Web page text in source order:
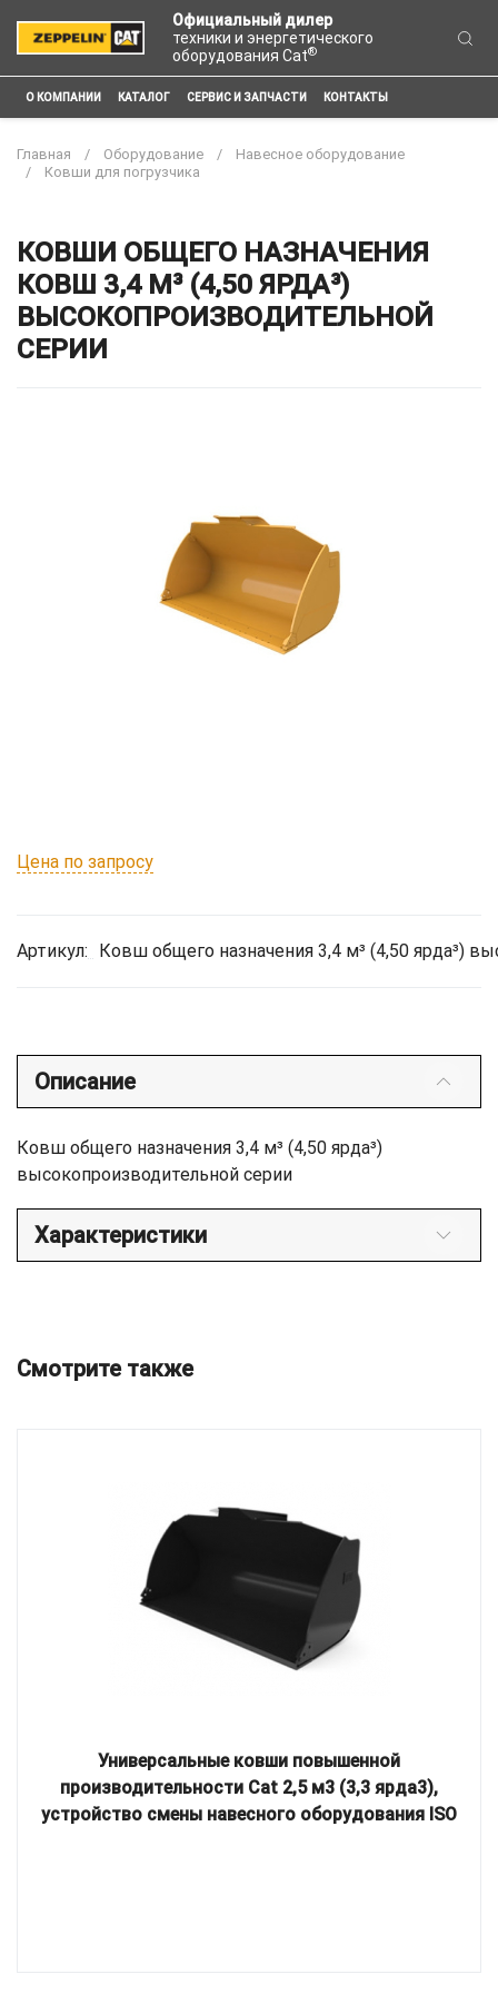
Официальный дилер
техники и энергетического
оборудования Cat®
О КОМПАНИИ КАТАЛОГ СЕРВИС И ЗАПЧАСТИ КОНТАКТЫ
Главная Оборудование
Навесное оборудование
Ковши для погрузчика
КОВШИ ОБЩЕГО НАЗНАЧЕНИЯ
КОВШ 3,4 М³ (4,50 ЯРДА³)
ВЫСОКОПРОИЗВОДИТЕЛЬНОЙ
СЕРИИ
Цена по запросу
Артикул: Ковш общего назначения 3,4 м³ (4,50 ярда³)
Описание
Ковш общего назначения 3,4 м³ (4,50 ярда³)
высокопроизводительной серии
Характеристики
Смотрите также
Универсальные ковши повышенной
производительности Cat 2,5 м3 (3,3 ярда3),
устройство смены навесного оборудования ISO